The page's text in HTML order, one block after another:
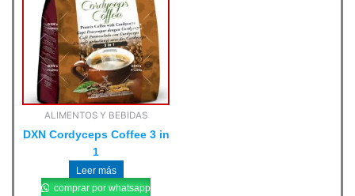
ALIMENTOS Y BEBIDAS
DXN Cordyceps Coffee 3 in
1
Leer más
comprar por whatsapp